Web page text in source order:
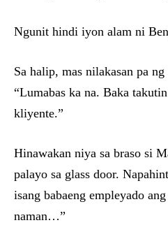
Ngunit hindi iyon alam ni
Sa halip, mas nilakasan pa ng
“Lumabas ka na. Baka
kliyente.”
Hinawakan niya sa braso si
palayo sa glass door.
isang babaeng empleyado
naman…”